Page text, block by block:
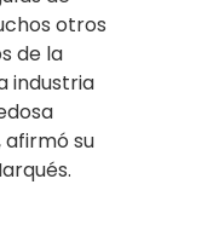
otros
de la
industria
su